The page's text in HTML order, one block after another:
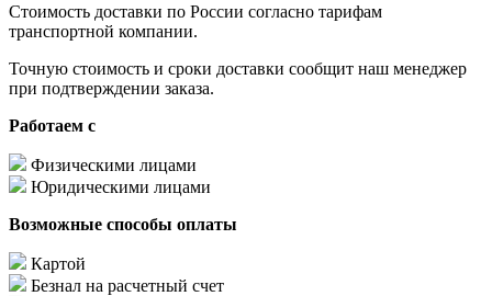
Стоимость доставки по России согласно тарифам
транспортной компании.
Точную стоимость и сроки доставки сообщит наш менеджер
при подтверждении заказа.
Работаем с
Физическими лицами
Юридическими лицами
Возможные способы оплаты
Картой
Безнал на расчетный счет